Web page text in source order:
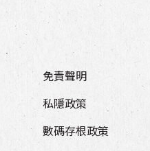
免責聲明
私隱政策
數碼存根政策